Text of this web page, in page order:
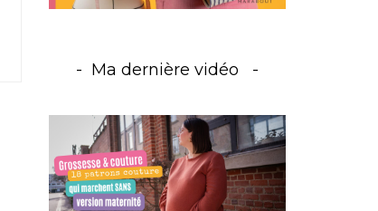
Ma dernière vidéo